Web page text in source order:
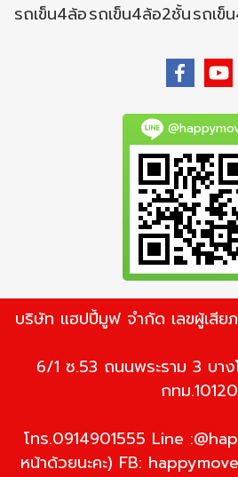
รถเข็น4ล้อรถเข็น4ล้อ2ชั้นรถเข็
บริษัท แฮปปี้มูฟ จำกัด เลขผู้เสีย
6/1 ซ.53 ถนนพระราม 3 บา
กทม.10120
โทร.0914901555 Line
หน้าด้วยนะคะ) FB: